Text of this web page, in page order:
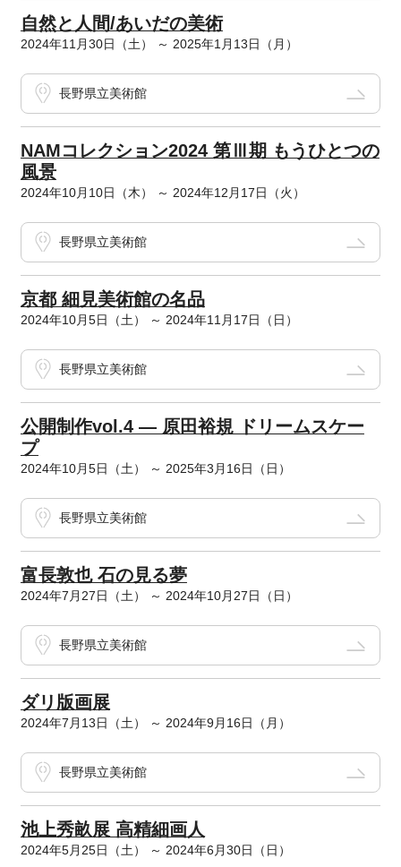
自然と人間/あいだの美術
2024年11月30日（土） ～ 2025年1月13日（月）
長野県立美術館
NAMコレクション2024 第Ⅲ期 もうひとつの
風景
2024年10月10日（木） ～ 2024年12月17日（火）
長野県立美術館
京都 細見美術館の名品
2024年10月5日（土） ～ 2024年11月17日（日）
長野県立美術館
公開制作vol.4 ― 原田裕規 ドリームスケー
プ
2024年10月5日（土） ～ 2025年3月16日（日）
長野県立美術館
富長敦也 石の見る夢
2024年7月27日（土） ～ 2024年10月27日（日）
長野県立美術館
ダリ版画展
2024年7月13日（土） ～ 2024年9月16日（月）
長野県立美術館
池上秀畝展 高精細画人
2024年5月25日（土） ～ 2024年6月30日（日）